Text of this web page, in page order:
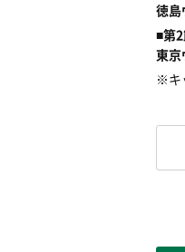
徳島
■第
東京
※キ